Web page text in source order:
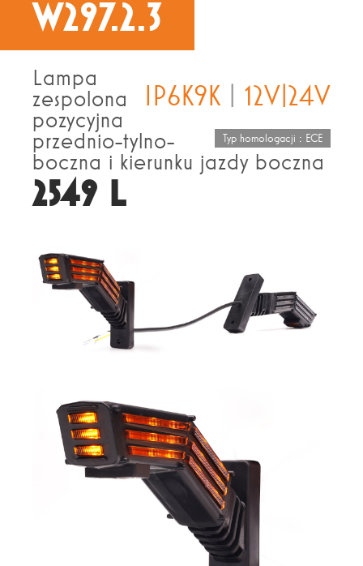
W297.2.3
IP6K9K | 12V|24V
Typ homologacji : ECE
Lampa
zespolona
pozycyjna
przednio-tylno-
boczna i kierunku jazdy boczna
2549 L